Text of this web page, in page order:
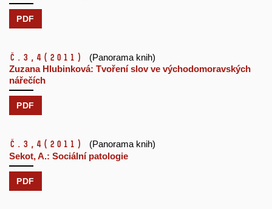
PDF
č.3,4 (2011)
(Panorama knih)
Zuzana Hlubinková: Tvoření slov ve východomoravských
nářečích
PDF
č.3,4 (2011)
(Panorama knih)
Sekot, A.: Sociální patologie
PDF